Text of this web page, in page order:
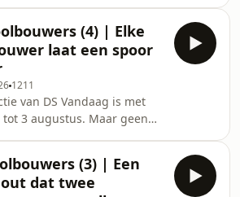
brengt? ­ Journalist Dario
| Presentatie Yves
| Redactie
restauratie volgt van een
voor haar man Baptiste
In deze aflevering: ­ De
is bijna klaar om terug
te worden, er ontbreken
snaren. Voor internationaal
Biddulph wordt de bijna
(4) | Elke
laat een spoor
1211
van DS Vandaag is met
tot 3 augustus. Maar geen
restauratie volgt van een
voor haar man Baptiste
(3) | Een
dat twee